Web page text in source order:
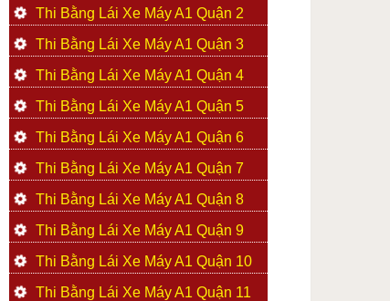
Thi Bằng Lái Xe Máy A1 Quận 2
Thi Bằng Lái Xe Máy A1 Quận 3
Thi Bằng Lái Xe Máy A1 Quận 4
Thi Bằng Lái Xe Máy A1 Quận 5
Thi Bằng Lái Xe Máy A1 Quận 6
Thi Bằng Lái Xe Máy A1 Quận 7
Thi Bằng Lái Xe Máy A1 Quận 8
Thi Bằng Lái Xe Máy A1 Quận 9
Thi Bằng Lái Xe Máy A1 Quận 10
Thi Bằng Lái Xe Máy A1 Quận 11